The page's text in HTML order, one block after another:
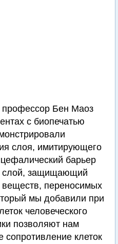
профессор Бен Маоз
с биопечатью
слоя, имитирующего
барьер
слой, защищающий
веществ, переносимых
мы добавили при
человеческого
позволяют нам
сопротивление клеток